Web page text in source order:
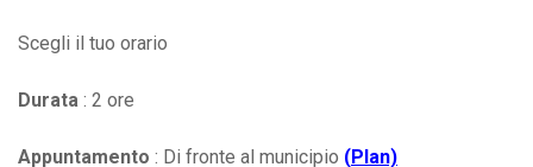
Scegli il tuo orario
Durata : 2 ore
Appuntamento : Di fronte al municipio (Plan)